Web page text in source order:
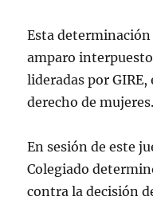
Esta
amparo
lideradas por
derecho de mujeres.
En sesión de este
Colegiado
contra la decisión